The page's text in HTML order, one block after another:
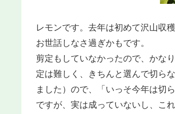
レモンです。去年は初めて沢山収
お世話しなさ過ぎかもです。
剪定もしていなかったので、かな
定は難しく、きちんと選んで切ら
ました）ので、「いっそ今年は切
ですが、実は成っていないし、こ